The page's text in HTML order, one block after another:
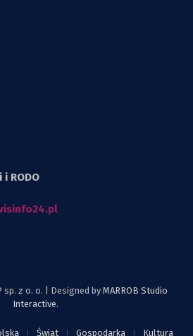
RODO
sp. z o. o. | Designed by MARROB Studio
Interactive.
Świat Gospodarka Kultura